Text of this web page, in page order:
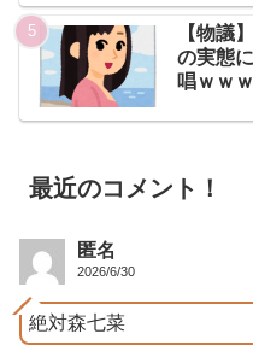
【物議
の実態
唱ｗｗｗ
最近のコメント！
匿名
2026/6/30
絶対森七菜